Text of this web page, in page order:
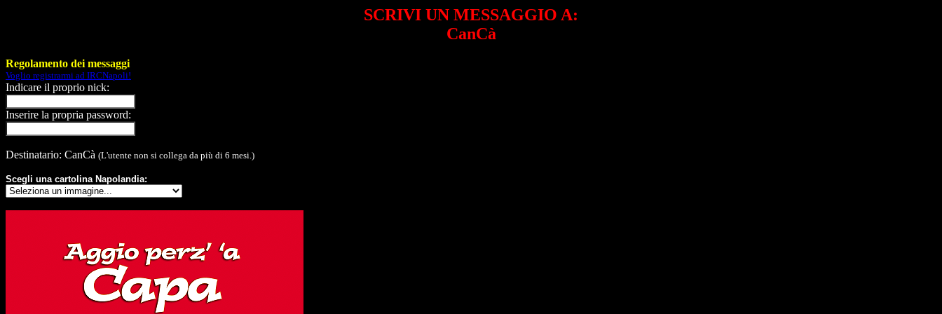
SCRIVI UN MESSAGGIO A:
CanCà
Regolamento dei messaggi
Voglio registrarmi ad IRCNapoli!
Indicare il proprio nick:
Inserire la propria password:
Destinatario: CanCà (L'utente non si collega da più di 6 mesi.)
Scegli una cartolina Napolandia: